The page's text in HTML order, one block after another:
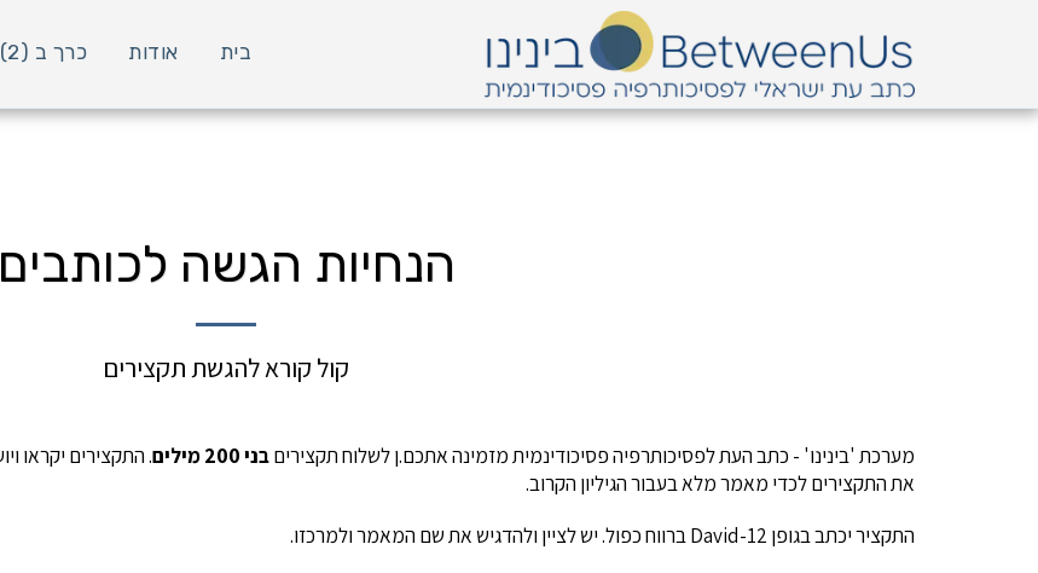
בית אודות כרך ב (2)
הנחיות הגשה לכותבים
קול קורא להגשת תקצירים
מערכת 'בינינו' - כתב העת לפסיכותרפיה פסיכודינמית מזמינה אתכם.ן לשלוח תקציריםבני 200 מילים
את התקצירים לכדי מאמר מלא בעבור הגיליון הקרוב.
התקציר יכתב בגופן David-12 ברווח כפול. יש לציין ולהדגיש את שם המאמר ולמרכזו.